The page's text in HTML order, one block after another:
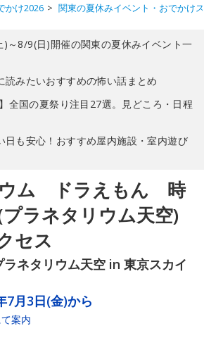
かけ2026 関東の夏休みイベント・おでかけ
)～8/9(日)開催の関東の夏休みイベント一
読みたいおすすめの怖い話まとめ
全国の夏祭り注目27選。見どころ・日程
日も安心！おすすめ屋内施設・室内遊び
ウム ドラえもん 時
ラネタリウム天空)
セス
ネタリウム天空 in 東京スカイ
7月3日(金)から
案内